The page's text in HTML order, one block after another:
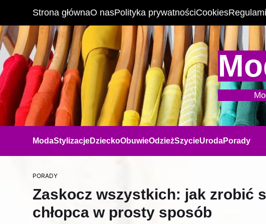
Strona głównaO nasPolityka prywatnościCookies
ModaStylizacjeDzieckoObuwieOdzieżSzycieUrodaPorady
PORADY
Zaskocz wszystkich: jak zrobić
chłopca w prosty sposób